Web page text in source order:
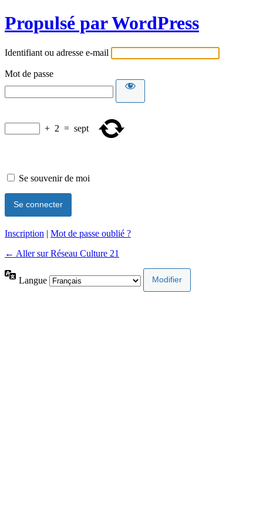
Propulsé par WordPress
Identifiant ou adresse e-mail
Mot de passe
+ 2 = sept
Se souvenir de moi
Inscription | Mot de passe oublié ?
← Aller sur Réseau Culture 21
Langue